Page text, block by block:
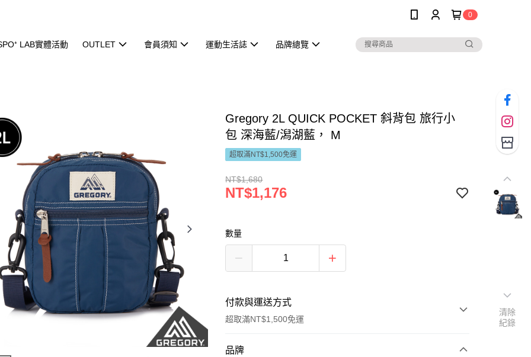
0
LAB實體活動 OUTLET 會員須知 運動生活誌 品牌總覽
Gregory 2L QUICK POCKET 斜背包 旅行小
包 深海藍/潟湖藍， M
超取滿NT$1,500免運
NT$1,680
NT$1,176
數量
付款與運送方式
超取滿NT$1,500免運
付款方式
品牌
清除
紀錄